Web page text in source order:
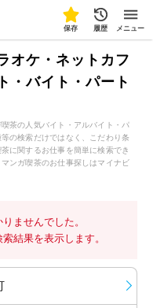
保存 履歴 メニュー
オケ・ネットカフ
・バイト・パート
茶の人気バイト・アルバイト・パ
の検索だけではなく、こだわり条
に関するお仕事を簡単に検索でき
ンガ喫茶のお仕事探しはマイナビ
ませんでした。
結果を表示します。